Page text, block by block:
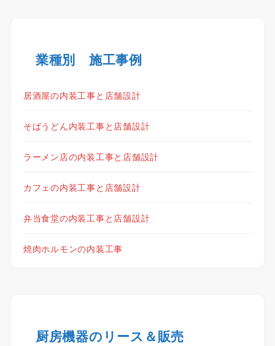
業種別 施工事例
居酒屋の内装工事と店舗設計
そばうどん内装工事と店舗設計
ラーメン店の内装工事と店舗設計
カフェの内装工事と店舗設計
弁当食堂の内装工事と店舗設計
焼肉ホルモンの内装工事
厨房機器のリース＆販売